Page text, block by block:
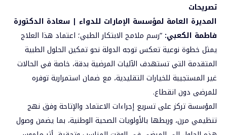
تصريحات
المديرة العامة لمؤسسة الإمارات للدواء | سعادة الدكتورة
فاطمة الكعبي: “رسم ملامح الابتكار الطبي؛ اعتماد هذا العلاج
يمثل خطوة نوعية تعكس توجه الدولة نحو تمكين الحلول الطبية
المتقدمة التي تستهدف الآليات المرضية بدقة، خاصة في الحالات
غير المستجيبة للخيارات التقليدية، مع ضمان استمرارية توفره
للمرضى دون انقطاع.
المؤسسة تركز على تسريع إجراءات الاعتماد والإتاحة وفق نهج
تنظيمي مرن، وربطها بالأولويات الصحية الوطنية، بما يضمن وصول